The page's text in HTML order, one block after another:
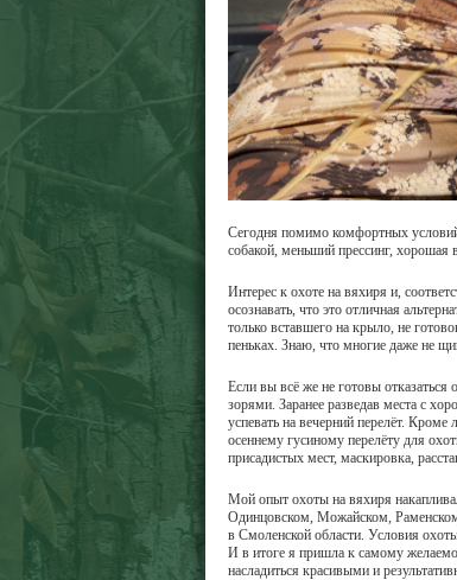
Сегодня помимо комфортных
собакой, меньший прессинг, хорошая
Интерес к охоте на вяхиря и,
осознавать, что это отличная
только вставшего на крыло, не
пеньках. Знаю, что многие даже не
Если вы всё же не готовы
зорями. Заранее разведав места с
успевать на вечерний перелёт.
осеннему гусиному перелёту для
присадистых мест, маскировка,
Мой опыт охоты на вяхиря
Одинцовском, Можайском,
в Смоленской области. Условия
И в итоге я пришла к самому
насладиться красивыми и